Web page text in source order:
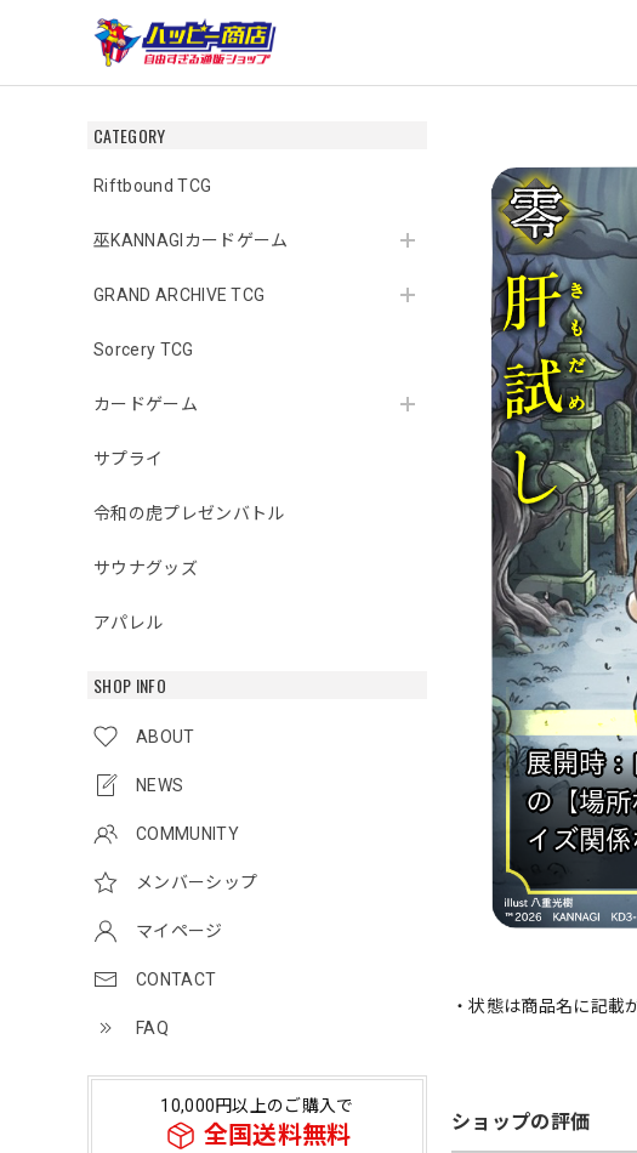
CATEGORY
Riftbound TCG
巫KANNAGIカードゲーム
GRAND ARCHIVE TCG
Sorcery TCG
カードゲーム
サプライ
令和の虎プレゼンバトル
サウナグッズ
アパレル
SHOP INFO
ABOUT
NEWS
COMMUNITY
メンバーシップ
マイページ
CONTACT
FAQ
10,000円以上のご購入で
全国送料無料
・状態は商品名に記載
ショップの評価